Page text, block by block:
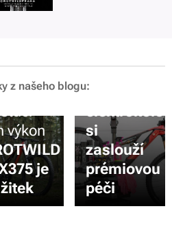
z našeho blogu:
výkon
je
Prémiové
si
zaslouží
prémiovou
péči